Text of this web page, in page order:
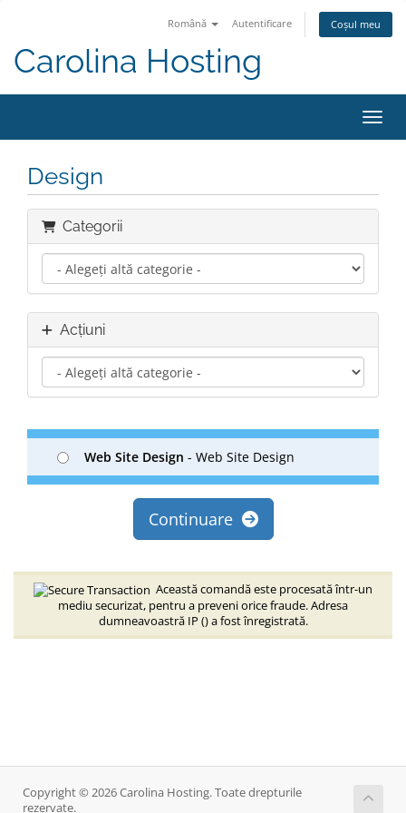
Română Autentificare Coșul meu
Carolina Hosting
Design
Categorii
Acțiuni
Web Site Design - Web Site Design
Continuare
Această comandă este procesată într-un
mediu securizat, pentru a preveni orice fraude. Adresa
dumneavoastră IP () a fost înregistrată.
Copyright © 2026 Carolina Hosting. Toate drepturile
rezervate.